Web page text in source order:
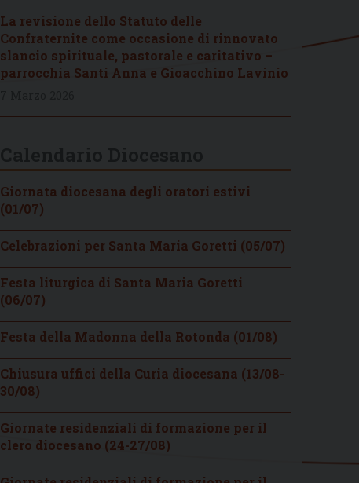
La revisione dello Statuto delle
Confraternite come occasione di rinnovato
slancio spirituale, pastorale e caritativo –
parrocchia Santi Anna e Gioacchino Lavinio
Giornata diocesana degli oratori estivi
(01/07)
Celebrazioni per Santa Maria Goretti (05/07)
Festa liturgica di Santa Maria Goretti
(06/07)
Festa della Madonna della Rotonda (01/08)
Chiusura uffici della Curia diocesana (13/08-
30/08)
Giornate residenziali di formazione per il
clero diocesano (24-27/08)